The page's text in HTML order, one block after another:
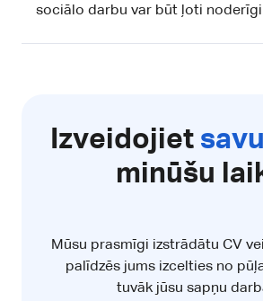
sociālo darbu var būt ļoti
Izveidojiet
minūšu
Mūsu prasmīgi izstrādātu CV
palīdzēs jums izcelties no
tuvāk jūsu sapņu